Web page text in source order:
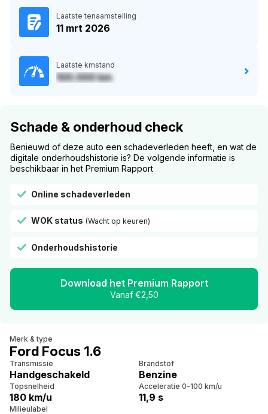
Laatste tenaamstelling
11 mrt 2026
Laatste kmstand
100.000 km
Schade & onderhoud check
Benieuwd of deze auto een schadeverleden heeft, en wat de
digitale onderhoudshistorie is? De volgende informatie is
beschikbaar in het Premium Rapport
Online schadeverleden
WOK status (Wacht op keuren)
Onderhoudshistorie
Download het Premium Rapport
Vanaf €2,50
Merk & type
Ford Focus 1.6
Transmissie
Handgeschakeld
Brandstof
Benzine
Topsnelheid
180 km/u
Acceleratie 0–100 km/u
11,9 s
Milieulabel